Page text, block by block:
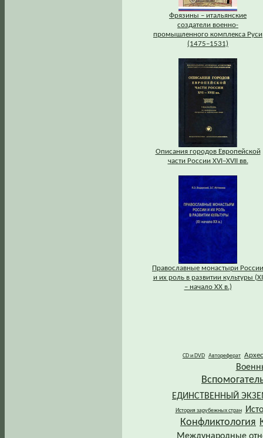
Фрязины – итальянские
создатели военно-
промышленного комплекса Руси
(1475–1531)
Описания городов Европейской
части России XVI–XVII вв.
Православные монастыри России
и их роль в развитии культуры (XI
– начало XX в.)
CD и DVD Автореферат
ЕДИНСТВЕННЫЙ
История зарубежных стран
Конфликтология
Международные